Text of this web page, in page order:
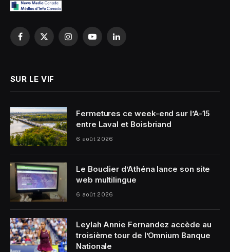
Facebook
X
InstagramYouTubeLinkedIn
SUR LE VIF
Fermetures ce week-end sur l’A-15
entre Laval et Boisbriand
6 août 2026
Le Bouclier d’Athéna lance son site
web multilingue
6 août 2026
Leylah Annie Fernandez accède au
troisième tour de l’Omnium Banque
Nationale